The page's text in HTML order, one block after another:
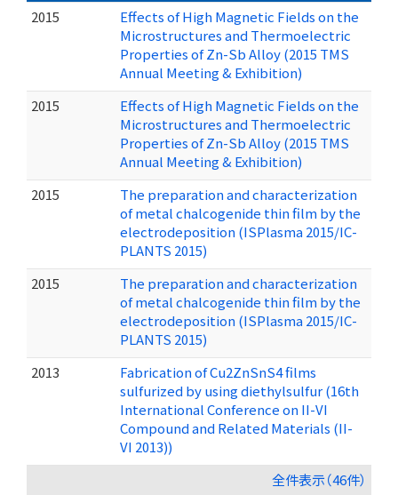
2015
Effects of High Magnetic Fields on the
Microstructures and Thermoelectric
Properties of Zn-Sb Alloy (2015 TMS
Annual Meeting & Exhibition)
2015
Effects of High Magnetic Fields on the
Microstructures and Thermoelectric
Properties of Zn-Sb Alloy (2015 TMS
Annual Meeting & Exhibition)
2015
The preparation and characterization
of metal chalcogenide thin film by the
electrodeposition (ISPlasma 2015/IC-
PLANTS 2015)
2015
The preparation and characterization
of metal chalcogenide thin film by the
electrodeposition (ISPlasma 2015/IC-
PLANTS 2015)
2013
Fabrication of Cu2ZnSnS4 films
sulfurized by using diethylsulfur (16th
International Conference on II-VI
Compound and Related Materials (II-
VI 2013))
全件表示（46件）